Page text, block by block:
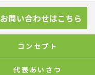
お問い合わせはこちら
コンセプト
代表あいさつ